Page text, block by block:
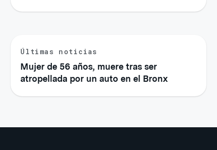
Últimas noticias
Mujer de 56 años, muere tras ser
atropellada por un auto en el Bronx